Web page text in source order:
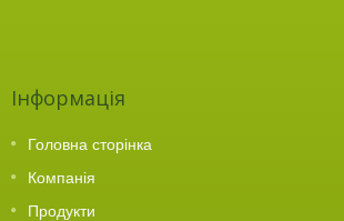
Інформація
Головна сторінка
Компанія
Продукти